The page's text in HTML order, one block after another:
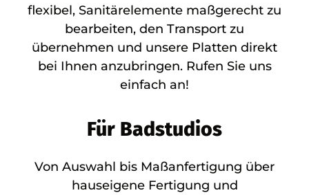
flexibel, Sanitärelemente maßgerecht zu
bearbeiten, den Transport zu
übernehmen und unsere Platten direkt
bei Ihnen anzubringen. Rufen Sie uns
einfach an!
Für Badstudios
Von Auswahl bis Maßanfertigung über
hauseigene Fertigung und